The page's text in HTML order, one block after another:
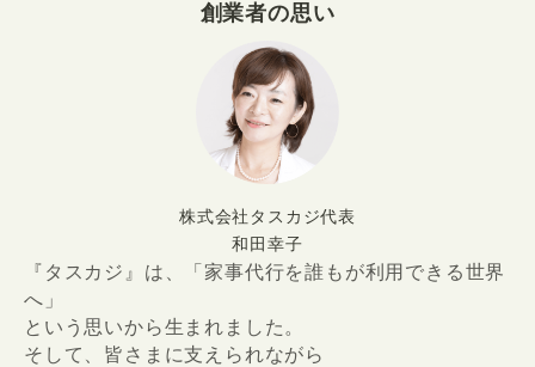
創業者の思い
株式会社タスカジ代表
和田幸子
『タスカジ』は、「家事代行を誰もが利用できる世界
へ」
という思いから生まれました。
そして、皆さまに支えられながら